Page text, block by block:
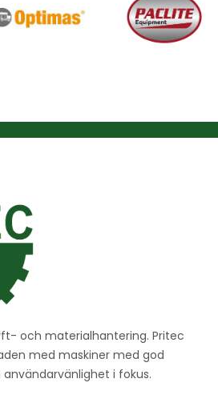
och materialhantering. Pritec
med maskiner med god
i fokus.